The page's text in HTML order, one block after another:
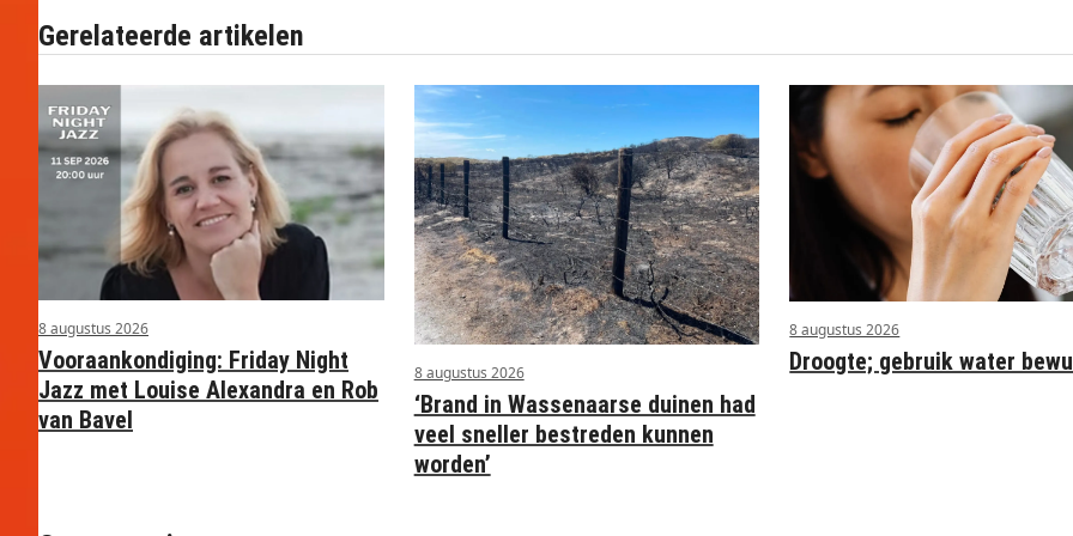
Gerelateerde artikelen
8 augustus 2026
Vooraankondiging: Friday Night
Jazz met Louise Alexandra en Rob
van Bavel
8 augustus 2026
‘Brand in Wassenaarse duinen had
veel sneller bestreden kunnen
worden’
8 augustus 2026
Droogte; gebruik water